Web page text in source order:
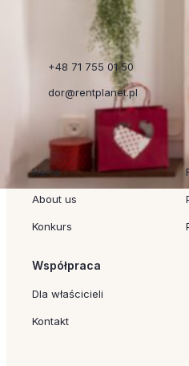
+48 71 755 01 50
dor@rentplanet.pl
Szybkie linki
Home
About us
Konkurs
Współpraca
Dla właścicieli
Kontakt